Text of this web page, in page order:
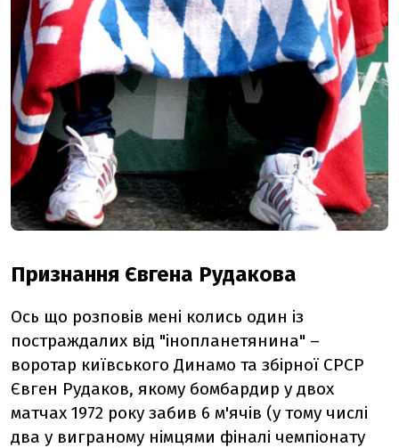
Признання Євгена Рудакова
Ось що розповів мені колись один із
постраждалих від "інопланетянина" –
воротар київського Динамо та збірної СРСР
Євген Рудаков, якому бомбардир у двох
матчах 1972 року забив 6 м'ячів (у тому числі
два у виграному німцями фіналі чемпіонату